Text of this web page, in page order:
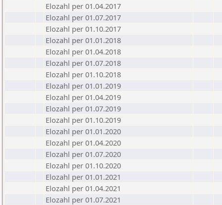
Elozahl per 01.04.2017
Elozahl per 01.07.2017
Elozahl per 01.10.2017
Elozahl per 01.01.2018
Elozahl per 01.04.2018
Elozahl per 01.07.2018
Elozahl per 01.10.2018
Elozahl per 01.01.2019
Elozahl per 01.04.2019
Elozahl per 01.07.2019
Elozahl per 01.10.2019
Elozahl per 01.01.2020
Elozahl per 01.04.2020
Elozahl per 01.07.2020
Elozahl per 01.10.2020
Elozahl per 01.01.2021
Elozahl per 01.04.2021
Elozahl per 01.07.2021